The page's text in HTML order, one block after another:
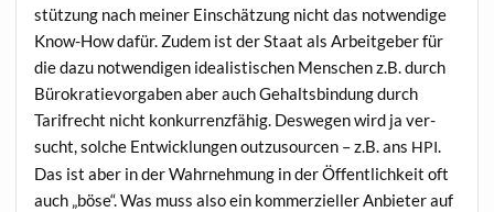
stüt­zung nach mei­ner Ein­schät­zung nicht das not­wen­di­ge
Know-How dafür. Zudem ist der Staat als Arbeit­ge­ber für
die dazu not­wen­di­gen idea­lis­ti­schen Men­schen z.B. durch
Büro­kra­tie­vor­ga­ben aber auch Gehalts­bin­dung durch
Tarif­recht nicht kon­kur­renz­fä­hig. Des­we­gen wird ja ver­
sucht, sol­che Ent­wick­lun­gen out­zu­s­our­cen – z.B. ans HPI.
Das ist aber in der Wahr­neh­mung in der Öffent­lich­keit oft
auch „böse“. Was muss also ein kom­mer­zi­el­ler Anbie­ter auf